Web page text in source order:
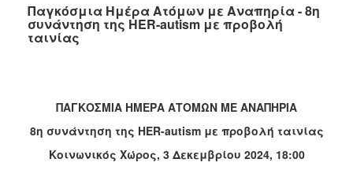
2022
2021
2018
2017
2016
Παγκόσμια Ημέρα Ατόμων με Αναπηρία - 8η
συνάντηση της HER-autism με προβολή
ταινίας
ΠΑΓΚΟΣΜΙΑ ΗΜΕΡΑ ΑΤΟΜΩΝ ΜΕ ΑΝΑΠΗΡΙΑ
8η συνάντηση της HER-autism με προβολή ταινίας
Κοινωνικός Χώρος, 3 Δεκεμβρίου 2024, 18:00